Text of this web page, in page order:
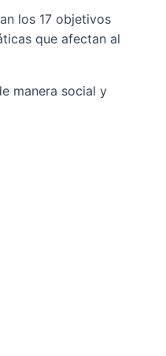
los 17 objetivos
que afectan al
manera social y